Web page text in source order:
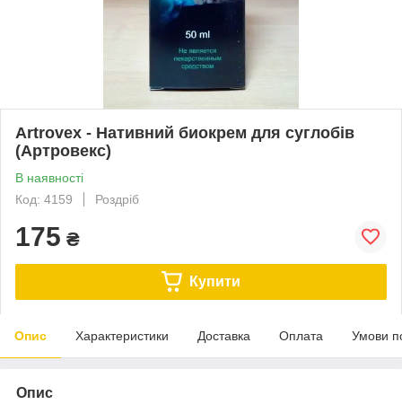
Artrovex - Нативний биокрем для суглобів
(Артровекс)
В наявності
Код: 4159
Роздріб
175 ₴
Купити
Опис Характеристики Доставка Оплата Умови
Опис